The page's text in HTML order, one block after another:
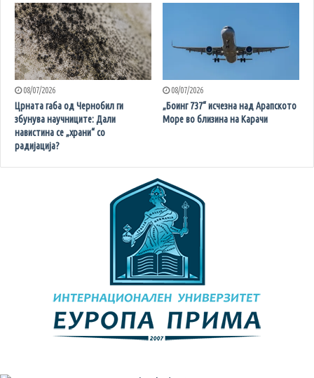
08/07/2026
Црната габа од Чернобил ги
збунува научниците: Дали
навистина се „храни“ со
радијација?
08/07/2026
„Боинг 737“ исчезна над Арапското
Море во близина на Карачи